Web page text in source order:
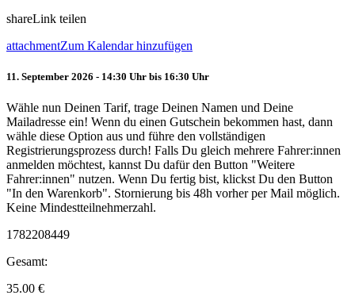
shareLink teilen
attachmentZum Kalendar hinzufügen
11. September 2026 - 14:30 Uhr bis 16:30 Uhr
Wähle nun Deinen Tarif, trage Deinen Namen und Deine
Mailadresse ein! Wenn du einen Gutschein bekommen hast, dann
wähle diese Option aus und führe den vollständigen
Registrierungsprozess durch! Falls Du gleich mehrere Fahrer:innen
anmelden möchtest, kannst Du dafür den Button "Weitere
Fahrer:innen" nutzen. Wenn Du fertig bist, klickst Du den Button
"In den Warenkorb". Stornierung bis 48h vorher per Mail möglich.
Keine Mindestteilnehmerzahl.
1782208449
Gesamt:
35.00 €